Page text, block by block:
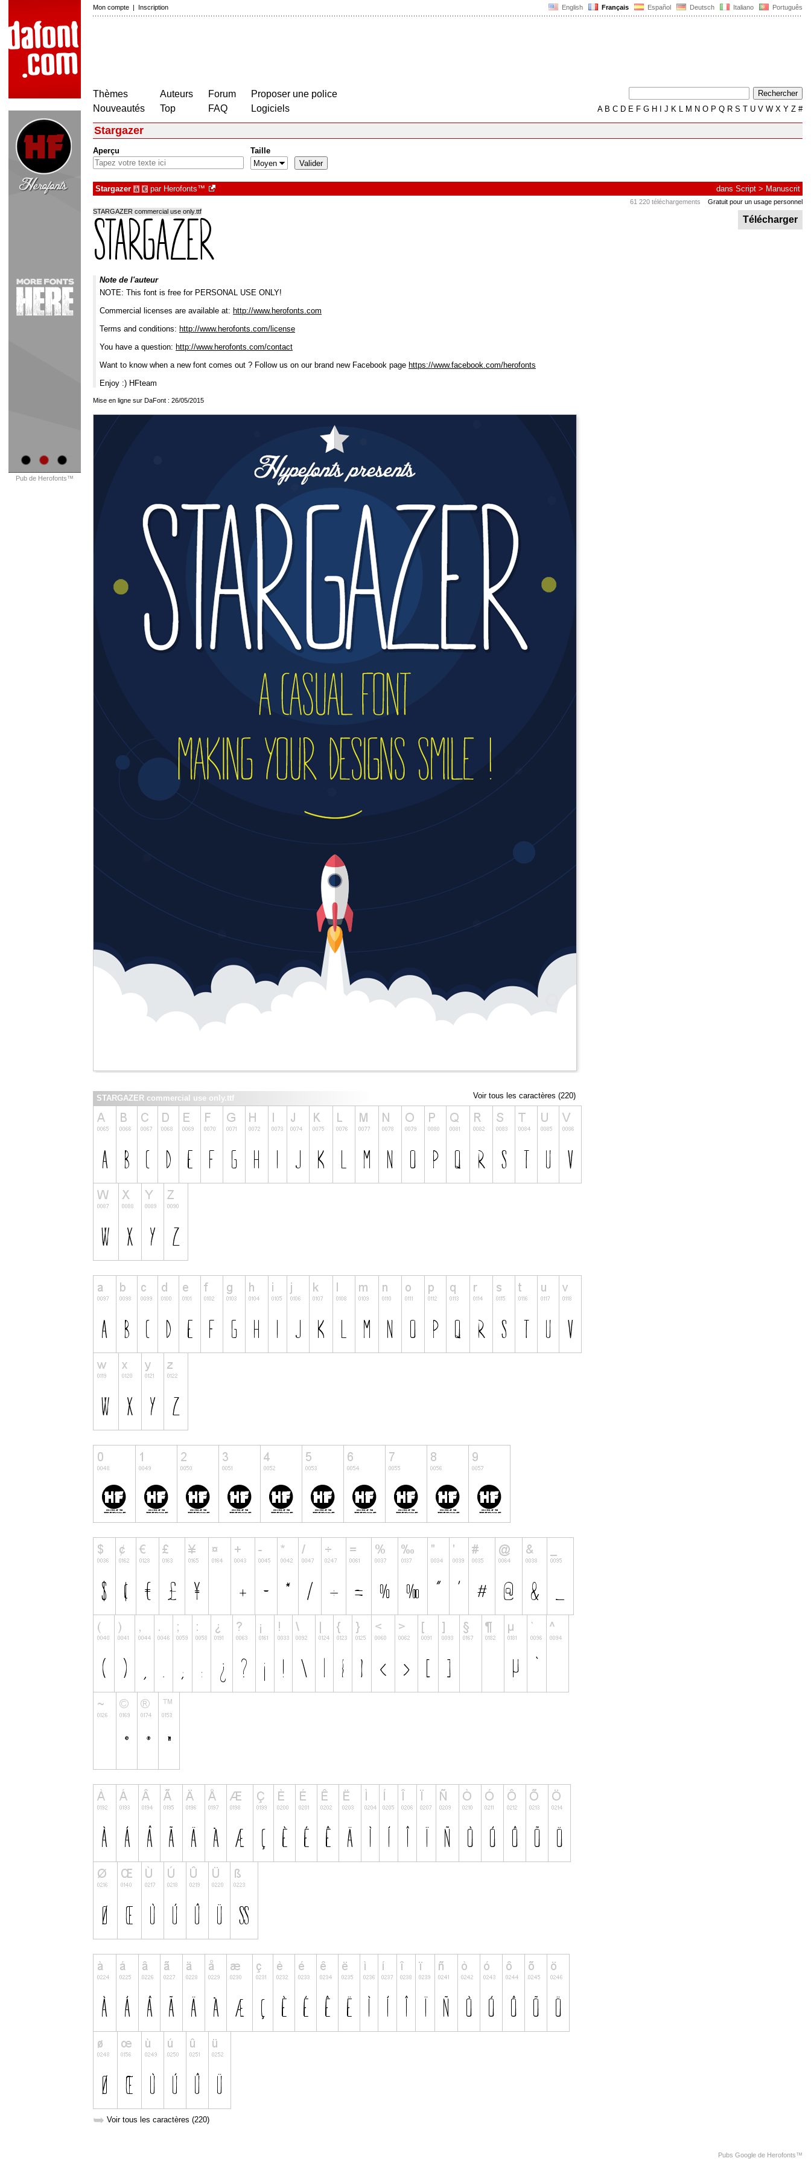
English Français Español Deutsch Italiano Português
Mon compte | Inscription
Thèmes
Nouveautés
Auteurs
Top
Forum
FAQ
Proposer une police
Logiciels
AB C D E F G H J K L M N O P Q R S T U V W X Y Z #
Pub de Herofonts™
Stargazer
Aperçu Taille
Stargazer à € par Herofonts™ dans Script > Manuscrit
61 220 téléchargements Gratuit pour un usage personnel
Télécharger
STARGAZER commercial use only.ttf
Note de l'auteur
NOTE: This font is free for PERSONAL USE ONLY!
Commercial licenses are available at: http://www.herofonts.com
Terms and conditions: http://www.herofonts.com/license
You have a question: http://www.herofonts.com/contact
Want to know when a new font comes out ? Follow us on our brand new Facebook page https://www.facebook.com/herofonts
Enjoy :) HFteam
Mise en ligne sur DaFont : 26/05/2015
Voir tous les caractères (220)
STARGAZER commercial use only.ttf
➥ Voir tous les caractères (220)
Pubs Google de Herofonts™